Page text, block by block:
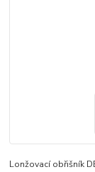
Lonžovací obřišník